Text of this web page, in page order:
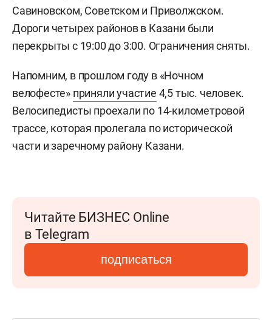
Савиновском, Советском и Приволжском.
Дороги четырех районов в Казани были
перекрыты с 19:00 до 3:00. Ограничения сняты.
Напомним, в прошлом году в «Ночном
велофесте» приняли участие 4,5 тыс. человек.
Велосипедисты проехали по 14-километровой
трассе, которая пролегала по исторической
части и заречному району Казани.
Читайте БИЗНЕС Online
в Telegram
подписаться